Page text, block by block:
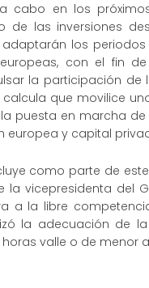
cabo en los
de las inversiones
los
con el fin
la participación
que movilice
puesta en marcha
y capital
como parte de
la vicepresidenta del
a la libre
la adecuación de
valle o de menor